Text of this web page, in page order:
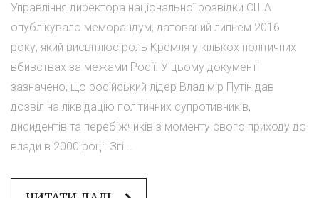
Управління директора національної розвідки США
опублікувало меморандум, датований липнем 2016
року, який висвітлює роль Кремля у кількох політичних
вбивствах за межами Росії. У цьому документі
зазначено, що російський лідер Владімір Путін дав
дозвіл на ліквідацію політичних супротивників,
дисидентів та перебіжчиків з моменту свого приходу до
влади в 2000 році. Згі...